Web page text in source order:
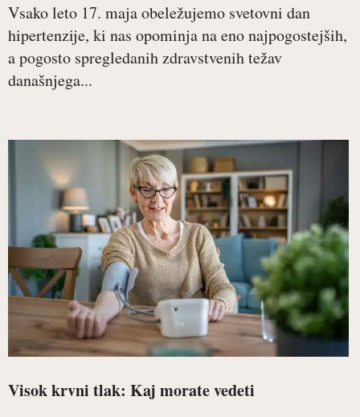
Vsako leto 17. maja obeležujemo svetovni dan
hipertenzije, ki nas opominja na eno najpogostejših,
a pogosto spregledanih zdravstvenih težav
današnjega...
Visok krvni tlak: Kaj morate vedeti